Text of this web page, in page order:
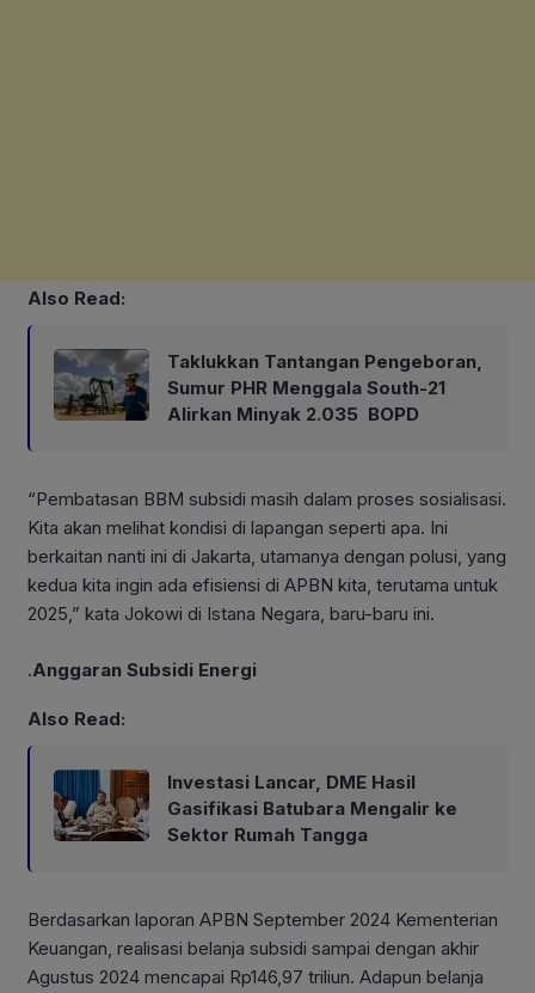
Also Read:
Taklukkan Tantangan Pengeboran,
Sumur PHR Menggala South-21
Alirkan Minyak 2.035 BOPD
“Pembatasan BBM subsidi masih dalam proses sosialisasi.
Kita akan melihat kondisi di lapangan seperti apa. Ini
berkaitan nanti ini di Jakarta, utamanya dengan polusi, yang
kedua kita ingin ada efisiensi di APBN kita, terutama untuk
2025,” kata Jokowi di Istana Negara, baru-baru ini.
.Anggaran Subsidi Energi
Also Read:
Investasi Lancar, DME Hasil
Gasifikasi Batubara Mengalir ke
Sektor Rumah Tangga
Berdasarkan laporan APBN September 2024 Kementerian
Keuangan, realisasi belanja subsidi sampai dengan akhir
Agustus 2024 mencapai Rp146,97 triliun. Adapun belanja